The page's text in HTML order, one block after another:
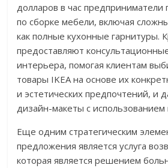
долларов в час предприниматели
по сборке мебели, включая
как полные кухонные гарнитуры.
предоставляют
интерьера, помогая клиентам
товары IKEA на основе их
и эстетических предпочтений, и
дизайн-макеты с
Еще одним стратегическим
предложения является услуга
которая является решением